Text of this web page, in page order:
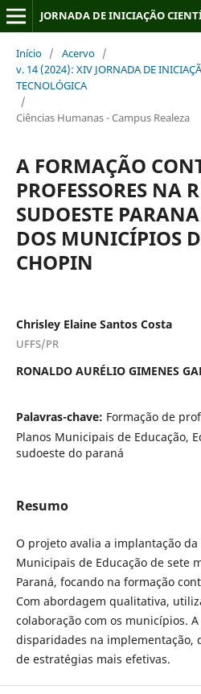
JORNADA DE INICIAÇÃO
Início / Acervo /
v. 14 (2024): XIV JORNADA DE
TECNOLÓGICA
/
Ciências Humanas - Campus Realeza
A FORMAÇÃO
PROFESSORES NA
SUDOESTE
DOS MUNICÍPIOS
CHOPIN
Chrisley Elaine Santos Costa
UFFS/PR
RONALDO AURÉLIO GIMENES
Palavras-chave: Formação de
Planos Municipais de Educação,
sudoeste do paraná
Resumo
O projeto avalia a implantação da
Municipais de Educação de sete
Paraná, focando na formação
Com abordagem qualitativa,
colaboração com os municípios.
disparidades na implementação,
de estratégias mais efetivas.